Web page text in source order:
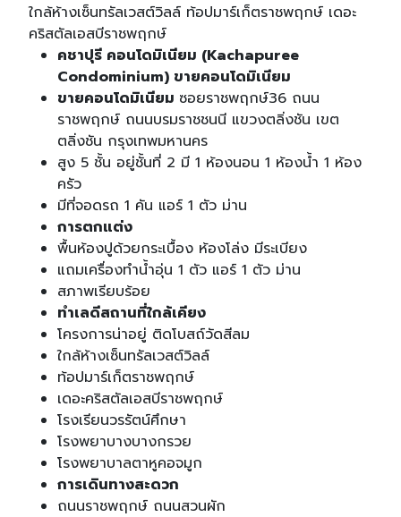
ใกล้ห้างเซ็นทรัลเวสต์วิลล์ ท้อปมาร์เก็ตราชพฤกษ์ เดอะ
คริสตัลเอสบีราชพฤกษ์
คชาปุรี คอนโดมิเนียม (Kachapuree
Condominium) ขายคอนโดมิเนียม
ขายคอนโดมิเนียม ซอยราชพฤกษ์36 ถนน
ราชพฤกษ์ ถนนบรมราชชนนี แขวงตลิ่งชัน เขต
ตลิ่งชัน กรุงเทพมหานคร
สูง 5 ชั้น อยู่ชั้นที่ 2 มี 1 ห้องนอน 1 ห้องน้ำ 1 ห้อง
ครัว
มีที่จอดรถ 1 คัน แอร์ 1 ตัว ม่าน
การตกแต่ง
พื้นห้องปูด้วยกระเบื้อง ห้องโล่ง มีระเบียง
แถมเครื่องทำน้ำอุ่น 1 ตัว แอร์ 1 ตัว ม่าน
สภาพเรียบร้อย
ทำเลดีสถานที่ใกล้เคียง
โครงการน่าอยู่ ติดโบสถ์วัดสีลม
ใกล้ห้างเซ็นทรัลเวสต์วิลล์
ท้อปมาร์เก็ตราชพฤกษ์
เดอะคริสตัลเอสบีราชพฤกษ์
โรงเรียนวรรัตน์ศึกษา
โรงพยาบางบางกรวย
โรงพยาบาลตาหูคอจมูก
การเดินทางสะดวก
ถนนราชพฤกษ์ ถนนสวนผัก